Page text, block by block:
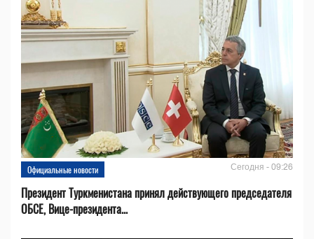
Официальные новости Сегодня - 09:26
Президент Туркменистана принял действующего председателя
ОБСЕ, Вице-президента...